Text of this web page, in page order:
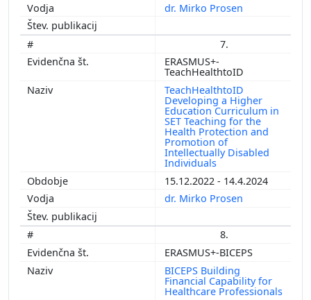
dr. Mirko Prosen
7.
ERASMUS+-
TeachHealthtoID
TeachHealthtoID
Developing a Higher
Education Curriculum in
SET Teaching for the
Health Protection and
Promotion of
Intellectually Disabled
Individuals
15.12.2022 - 14.4.2024
dr. Mirko Prosen
8.
ERASMUS+-BICEPS
BICEPS Building
Financial Capability for
Healthcare Professionals